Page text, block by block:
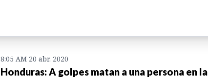
8:05 AM 20 abr. 2020
Honduras: A golpes matan a una persona en la